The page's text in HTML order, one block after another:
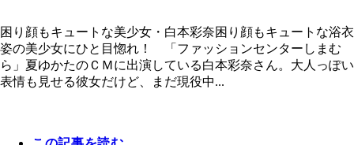
困り顔もキュートな美少女・白本彩奈困り顔もキュートな浴衣
姿の美少女にひと目惚れ！ 「ファッションセンターしまむ
ら」夏ゆかたのＣＭに出演している白本彩奈さん。大人っぽい
表情も見せる彼女だけど、まだ現役中...